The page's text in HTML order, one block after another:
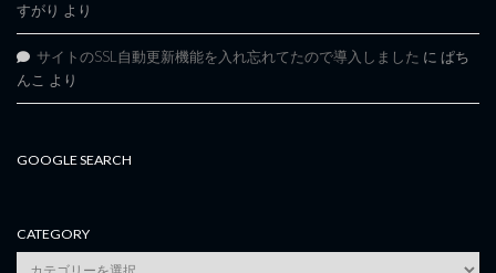
すがり より
サイトのSSL自動更新機能を入れ忘れてたので導入しました に ぱち
んこ より
GOOGLE SEARCH
CATEGORY
category